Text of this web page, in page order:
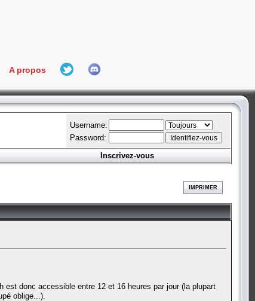
A propos
L'équipe
Hall Of Fame
Username:
Password:
Inscrivez-vous
IMPRIMER
donc accessible entre 12 et 16 heures par jour (la plupart
oblige...).